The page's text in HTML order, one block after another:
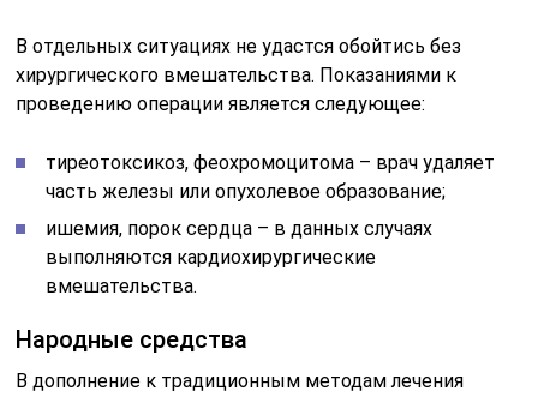
В отдельных ситуациях не удастся обойтись без
хирургического вмешательства. Показаниями к
проведению операции является следующее:
тиреотоксикоз, феохромоцитома – врач удаляет
часть железы или опухолевое образование;
ишемия, порок сердца – в данных случаях
выполняются кардиохирургические
вмешательства.
Народные средства
В дополнение к традиционным методам лечения